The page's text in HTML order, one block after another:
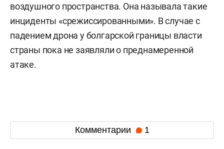
воздушного пространства. Она называла такие
инциденты «срежиссированными». В случае с
падением дрона у болгарской границы власти
страны пока не заявляли о преднамеренной
атаке.
Комментарии 1